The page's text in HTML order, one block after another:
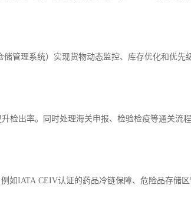
管理系统）实现货物动态监控、库存优化和优先
检出率。同时处理海关申报、检验检疫等通关流
如IATA CEIV认证的药品冷链保障、危险品存储区